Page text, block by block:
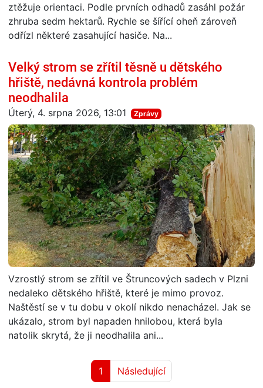
ztěžuje orientaci. Podle prvních odhadů zasáhl požár
zhruba sedm hektarů. Rychle se šířící oheň zároveň
odřízl některé zasahující hasiče. Na...
Velký strom se zřítil těsně u dětského
hřiště, nedávná kontrola problém
neodhalila
Úterý, 4. srpna 2026, 13:01 Zprávy
Vzrostlý strom se zřítil ve Štruncových sadech v Plzni
nedaleko dětského hřiště, které je mimo provoz.
Naštěstí se v tu dobu v okolí nikdo nenacházel. Jak se
ukázalo, strom byl napaden hnilobou, která byla
natolik skrytá, že ji neodhalila ani...
1 Následující